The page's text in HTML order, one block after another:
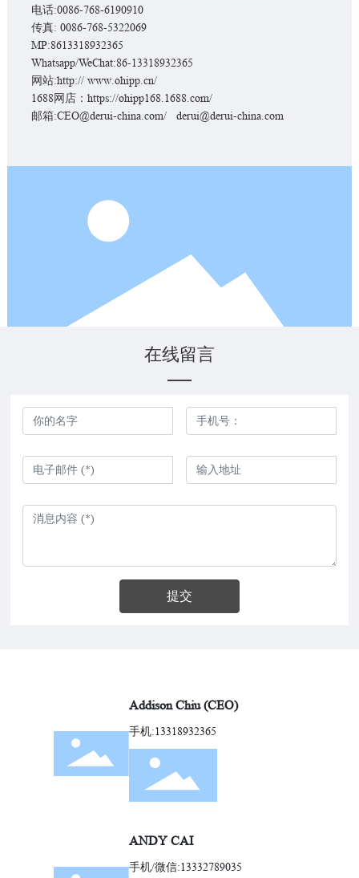
新闻资讯
关于我们
联系我们
电话:0086-768-6190910
传真: 0086-768-5322069
MP:8613318932365
Whatsapp/WeChat:86-13318932365
网站:http:// www.ohipp.cn/
1688网店： https://ohipp168.1688.com/
邮箱:CEO@derui-china.com/ derui@derui-china.com
在线留言
提交
Addison Chiu (CEO)
手机:13318932365
ANDY CAI
手机/微信:13332789035